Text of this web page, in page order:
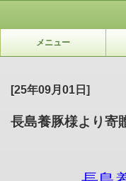
メニュー
[25年09月01日]
長島養豚様より寄